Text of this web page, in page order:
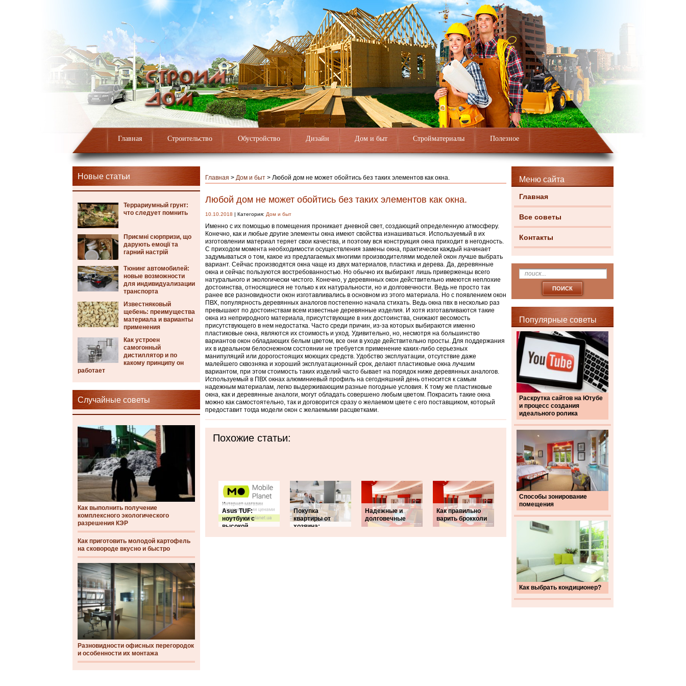
Главная Строительство Обустройство Дизайн Дом и быт Стройматериалы Полезное
Новые статьи
Террариумный грунт:
что следует помнить
Приємні сюрпризи, що
дарують емоції та
гарний настрій
Тюнинг автомобилей:
новые возможности
для индивидуализации
транспорта
Известняковый
щебень: преимущества
материала и варианты
применения
Как устроен
самогонный
дистиллятор и по
какому принципу он
работает
Случайные советы
Как выполнить получение
комплексного экологического
разрешения КЭР
Как приготовить молодой картофель
на сковороде вкусно и быстро
Разновидности офисных перегородок
и особенности их монтажа
Меню сайта
Главная
Все советы
Контакты
Популярные советы
Раскрутка сайтов на Ютубе
и процесс создания
идеального ролика
Способы зонирование
помещения
Как выбрать кондиционер?
Главная > Дом и быт > Любой дом не может обойтись без таких элементов как окна.
Любой дом не может обойтись без таких элементов как окна.
10.10.2018 | Категория: Дом и быт
Именно с их помощью в помещения проникает дневной свет, создающий определенную атмосферу.
Конечно, как и любые другие элементы окна имеют свойства изнашиваться. Используемый в их
изготовлении материал теряет свои качества, и поэтому вся конструкция окна приходит в негодность.
С приходом момента необходимости осуществления замены окна, практически каждый начинает
задумываться о том, какое из предлагаемых многими производителями моделей окон лучше выбрать
вариант. Сейчас производятся окна чаще из двух материалов, пластика и дерева. Да, деревянные
окна и сейчас пользуются востребованностью. Но обычно их выбирают лишь приверженцы всего
натурального и экологически чистого. Конечно, у деревянных окон действительно имеются неплохие
достоинства, относящиеся не только к их натуральности, но и долговечности. Ведь не просто так
ранее все разновидности окон изготавливались в основном из этого материала. Но с появлением окон
ПВХ, популярность деревянных аналогов постепенно начала стихать. Ведь окна пвх в несколько раз
превышают по достоинствам всем известные деревянные изделия. И хотя изготавливаются такие
окна из неприродного материала, присутствующие в них достоинства, снижают весомость
присутствующего в нем недостатка. Часто среди причин, из-за которых выбираются именно
пластиковые окна, являются их стоимость и уход. Удивительно, но, несмотря на большинство
вариантов окон обладающих белым цветом, все они в уходе действительно просты. Для поддержания
их в идеальном белоснежном состоянии не требуется применение каких-либо серьезных
манипуляций или дорогостоящих моющих средств. Удобство эксплуатации, отсутствие даже
малейшего сквозняка и хороший эксплуатационный срок, делают пластиковые окна лучшим
вариантом, при этом стоимость таких изделий часто бывает на порядок ниже деревянных аналогов.
Используемый в ПВХ окнах алюминиевый профиль на сегодняшний день относится к самым
надежным материалам, легко выдерживающим разные погодные условия. К тому же пластиковые
окна, как и деревянные аналоги, могут обладать совершено любым цветом. Покрасить такие окна
можно как самостоятельно, так и договорится сразу о желаемом цвете с его поставщиком, который
предоставит тогда модели окон с желаемыми расцветками.
Похожие статьи:
Asus TUF:
ноутбуки с
высокой
Покупка
квартиры от
хозяина:
Надежные и
долговечные
Как правильно
варить брокколи